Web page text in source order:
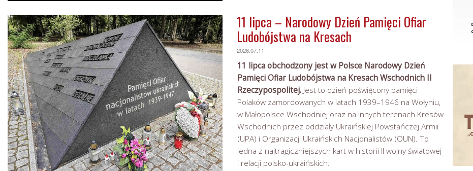
11 lipca – Narodowy Dzień Pamięci Ofiar
Ludobójstwa na Kresach
2026.07.11
11 lipca obchodzony jest w Polsce Narodowy Dzień
Pamięci Ofiar Ludobójstwa na Kresach Wschodnich II
Rzeczypospolitej.Jest to dzień poświęcony pamięci
Polaków zamordowanych w latach 1939–1946 na Wołyniu,
w Małopolsce Wschodniej oraz na innych terenach Kresów
Wschodnich przez oddziały Ukraińskiej Powstańczej Armii
(UPA) i Organizacji Ukraińskich Nacjonalistów (OUN). To
jedna z najtragiczniejszych kart w historii II wojny światowej
i relacji polsko-ukraińskich.